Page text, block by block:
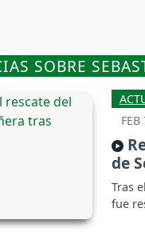
SOBRE
de
Tras
fue